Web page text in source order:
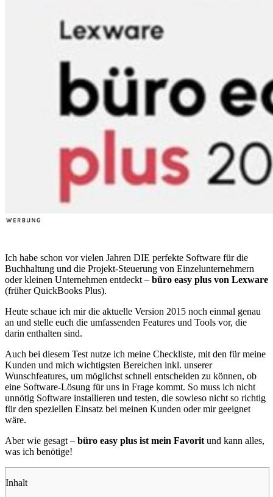
Ich habe schon vor vielen Jahren DIE perfekte Software für die
Buchhaltung und die Projekt-Steuerung von Einzelunternehmern
oder kleinen Unternehmen entdeckt – büro easy plus von Lexware
(früher QuickBooks Plus).
Heute schaue ich mir die aktuelle Version 2015 noch einmal genau
an und stelle euch die umfassenden Features und Tools vor, die
darin enthalten sind.
Auch bei diesem Test nutze ich meine Checkliste, mit den für meine
Kunden und mich wichtigsten Bereichen inkl. unserer
Wunschfeatures, um möglichst schnell entscheiden zu können, ob
eine Software-Lösung für uns in Frage kommt. So muss ich nicht
unnötig Software installieren und testen, die sowieso nicht so richtig
für den speziellen Einsatz bei meinen Kunden oder mir geeignet
wäre.
Aber wie gesagt – büro easy plus ist mein Favorit und kann alles,
was ich benötige!
Inhalt